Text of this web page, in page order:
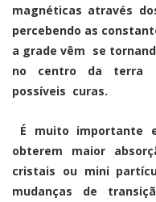
magnéticas através
percebendo as
a grade vêm se
no centro da terra
possíveis curas.
É muito importante
obterem maior
cristais ou mini
mudanças de